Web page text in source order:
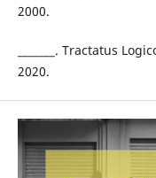
2000.
_______. Tractatus
2020.